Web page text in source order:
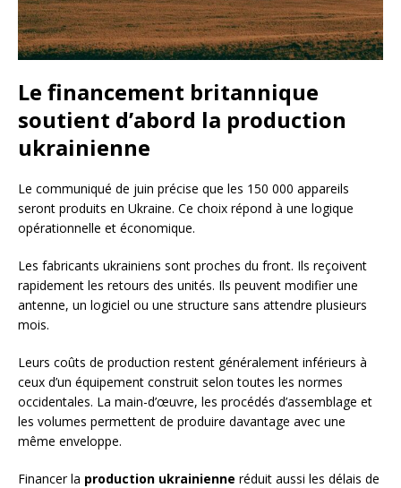
Le financement britannique
soutient d’abord la production
ukrainienne
Le communiqué de juin précise que les 150 000 appareils
seront produits en Ukraine. Ce choix répond à une logique
opérationnelle et économique.
Les fabricants ukrainiens sont proches du front. Ils reçoivent
rapidement les retours des unités. Ils peuvent modifier une
antenne, un logiciel ou une structure sans attendre plusieurs
mois.
Leurs coûts de production restent généralement inférieurs à
ceux d’un équipement construit selon toutes les normes
occidentales. La main-d’œuvre, les procédés d’assemblage et
les volumes permettent de produire davantage avec une
même enveloppe.
Financer la production ukrainienne réduit aussi les délais de